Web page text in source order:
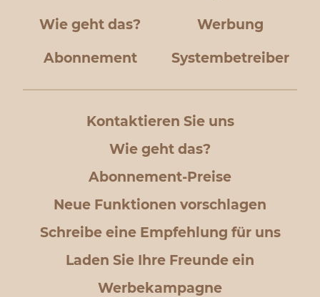
Wie geht das? Werbung
Abonnement Systembetreiber
Kontaktieren Sie uns
Wie geht das?
Abonnement-Preise
Neue Funktionen vorschlagen
Schreibe eine Empfehlung für uns
Laden Sie Ihre Freunde ein
Werbekampagne